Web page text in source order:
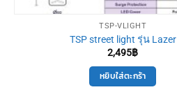
TSP-VLIGHT
TSP street light รุ่น Lazer
2,495฿
หยิบใส่ตะกร้า